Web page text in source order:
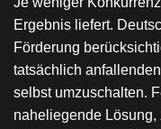
Ergebnis liefert.
Förderung
tatsächlich
selbst umzuschalten.
naheliegende